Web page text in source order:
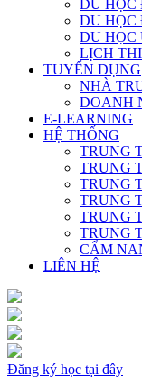
DU
DU HỌC
DU HỌC
LỊCH THI
TUYỂN DỤNG
NHÀ
DOANH
E-LEARNING
HỆ THỐNG
TRUNG
TRUNG
TRUNG
TRUNG
TRUNG
TRUNG
CẨM
LIÊN HỆ
Đăng ký học tại đây